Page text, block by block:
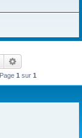
Rechercher
1 sur 1